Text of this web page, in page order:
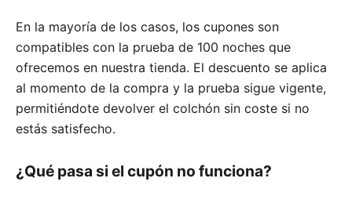
En la mayoría de los casos, los cupones son
compatibles con la prueba de 100 noches que
ofrecemos en nuestra tienda. El descuento se aplica
al momento de la compra y la prueba sigue vigente,
permitiéndote devolver el colchón sin coste si no
estás satisfecho.
¿Qué pasa si el cupón no funciona?